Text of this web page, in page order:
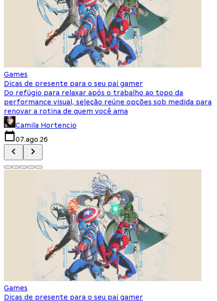
Games
Dicas de presente para o seu pai gamer
Do refúgio para relaxar após o trabalho ao topo da
performance visual, seleção reúne opções sob medida para
renovar a rotina de quem você ama
Camila Hortencio
07.ago.26
Games
Dicas de presente para o seu pai gamer